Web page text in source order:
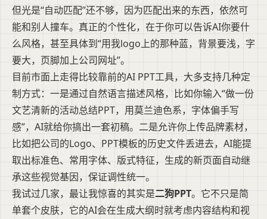
但光是“自动匹配”还不够，因为匹配出来的东西，依然可
能和别人撞车。真正的个性化，在于你可以告诉AI你要什
么风格，甚至具体到“用我logo上的那种蓝，背景要浅，字
要大，页脚加上公司网址”。
目前市面上走得比较靠前的AI PPT工具，大多支持几种定
制方式：一是通过自然语言描述风格，比如你输入“做一份
文艺清新的活动总结PPT，用莫兰迪色系，字体偏手写
感”，AI就给你搞出一套初稿。二是允许你上传品牌素材，
比如把公司的Logo、PPT模板的历史文件丢进去，AI能提
取出标准色、常用字体、版式特征，生成的新页面自动继
承这些视觉基因，保证调性统一。
我试过几家，最让我惊喜的其实是二狗PPT。它不只是简
单套个皮肤，它的AI会在生成大纲时就考虑内容结构和视